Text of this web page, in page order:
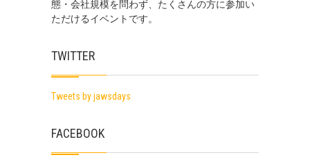
態・会社規模を問わず、たくさんの方に参加い
ただけるイベントです。
TWITTER
Tweets by jawsdays
FACEBOOK